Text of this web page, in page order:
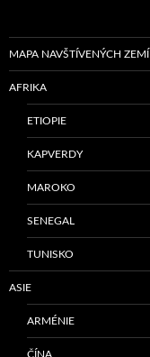
MAPA NAVŠTÍVENÝCH ZEMÍ
AFRIKA
ETIOPIE
KAPVERDY
MAROKO
SENEGAL
TUNISKO
ASIE
ARMÉNIE
ČÍNA